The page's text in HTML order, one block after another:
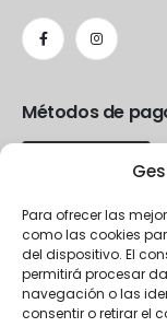
Para ofrecer las
como las cookies
del dispositivo. El
permitirá procesar
navegación o las
consentir o retirar el
Métodos de